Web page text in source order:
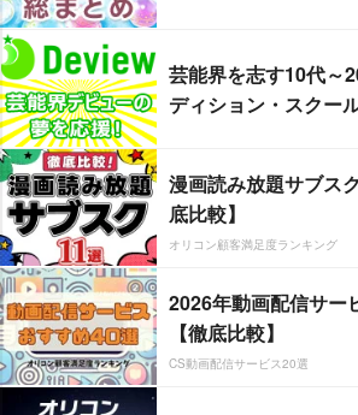
芸能界を志す10代
ディション・スクー
漫画読み放題サブス
底比較】
オリコン顧客満足度ランキング
2026年動画配信サー
【徹底比較】
CS動画配信サービス20選